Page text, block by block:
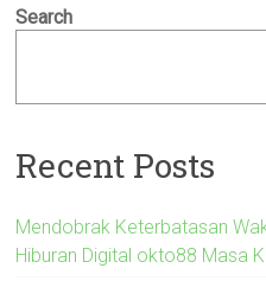
Search
Recent Posts
Mendobrak Keterbatasan
Hiburan Digital okto88 Masa